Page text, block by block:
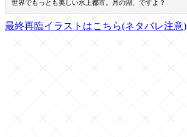
世界でもっとも美しい水上都市。月の湖、ですよ？
最終再臨イラストはこちら(ネタバレ注意)